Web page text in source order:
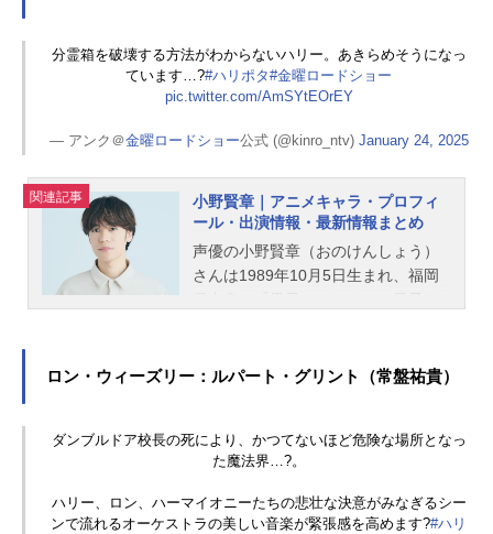
分霊箱を破壊する方法がわからないハリー。あきらめそうになっ
ています…?#ハリポタ#金曜ロードショー
pic.twitter.com/AmSYtEOrEY
— アンク＠金曜ロードショー公式 (@kinro_ntv) January 24, 2025
関連記事
小野賢章｜アニメキャラ・プロフィ
ール・出演情報・最新情報まとめ
声優の小野賢章（おのけんしょう）
さんは1989年10月5日生まれ、福岡
のキャラクターを多く演じていま
ロン・ウィーズリー：ルパート・グリント（常盤祐貴）
ダンブルドア校長の死により、かつてないほど危険な場所となっ
た魔法界…?。
ハリー、ロン、ハーマイオニーたちの悲壮な決意がみなぎるシー
ンで流れるオーケストラの美しい音楽が緊張感を高めます?#ハリ